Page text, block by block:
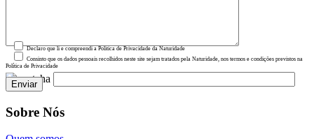
Declaro que li e compreendi a Política de Privacidade da Naturidade
Consinto que os dados pessoais recolhidos neste site sejam tratados pela Naturidade, nos termos e condições previstos na
Política de Privacidade
Sobre Nós